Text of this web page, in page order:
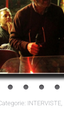
INTERVISTE,